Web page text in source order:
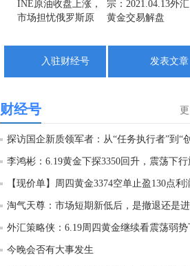
INE原油收盘上涨，
市场担忧俄罗斯原
宗：2021.04.13外汇
黄金交易解盘
入驻财经号 发表文章
财经号
【现价单】周四黄金3374空单止盈130点利
淘气天尊：市场短期新低后，是撤退还是进
外汇策略侠：6.19周四黄金继续看震荡弱势
今晚会否有大事发生